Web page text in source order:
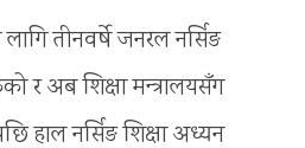
तीनवर्षे जनरल नर्सिङ
र अब शिक्षा मन्त्रालयसँग
हाल नर्सिङ शिक्षा अध्यन